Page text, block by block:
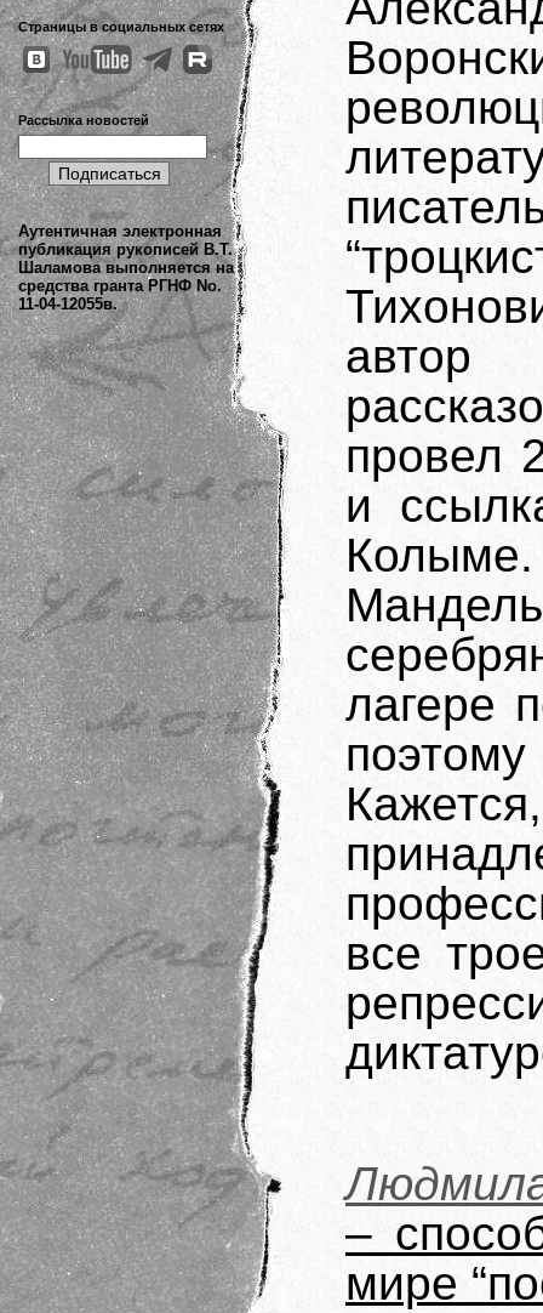
Страницы в социальных сетях
Рассылка новостей
Аутентичная электронная
публикация рукописей В.Т.
Шаламова выполняется на
средства гранта РГНФ No.
11-04-12055в.
автор
провел
и
лагере
все
–
мире